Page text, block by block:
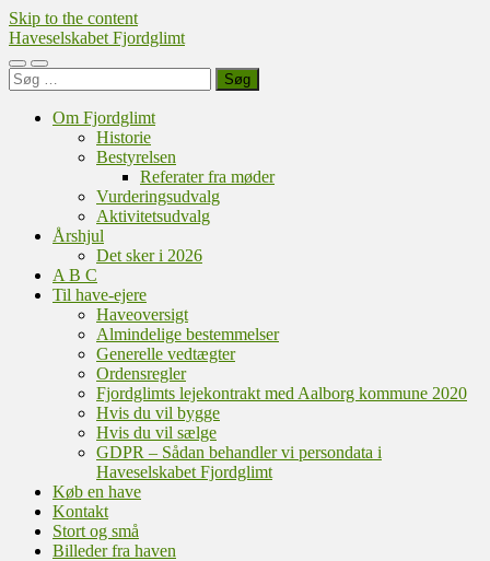
Skip to the content
Haveselskabet Fjordglimt
Toggle
mobile
Toggle
search
Søg
efter:
Om Fjordglimt
Historie
Bestyrelsen
Referater fra møder
Vurderingsudvalg
Aktivitetsudvalg
Årshjul
Det sker i 2026
A B C
Til have-ejere
Haveoversigt
Almindelige bestemmelser
Generelle vedtægter
Ordensregler
Fjordglimts lejekontrakt med Aalborg kommune 2020
Hvis du vil bygge
Hvis du vil sælge
GDPR – Sådan behandler vi persondata i
Haveselskabet Fjordglimt
Køb en have
Kontakt
Stort og små
Billeder fra haven